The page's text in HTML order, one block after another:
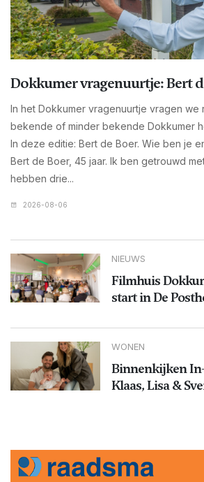
Dokkumer vragenuurtje: Bert
In het Dokkumer vragenuurtje vragen we
bekende of minder bekende Dokkumer
In deze editie: Bert de Boer. Wie ben je
Bert de Boer, 45 jaar. Ik ben getrouwd
hebben drie...
2026-08-06
NIEUWS
Filmhuis
start in De
WONEN
Binnenkijken
Klaas, Lisa &